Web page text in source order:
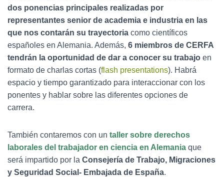
dos ponencias principales realizadas por
representantes senior de academia e industria en las
que nos contarán su trayectoria como científicos
españoles en Alemania. Además, 6 miembros de CERFA
tendrán la oportunidad de dar a conocer su trabajo en
formato de charlas cortas (flash presentations). Habrá
espacio y tiempo garantizado para interaccionar con los
ponentes y hablar sobre las diferentes opciones de
carrera.
También contaremos con un taller sobre derechos
laborales del trabajador en ciencia en Alemania que
será impartido por la Consejería de Trabajo, Migraciones
y Seguridad Social- Embajada de España.